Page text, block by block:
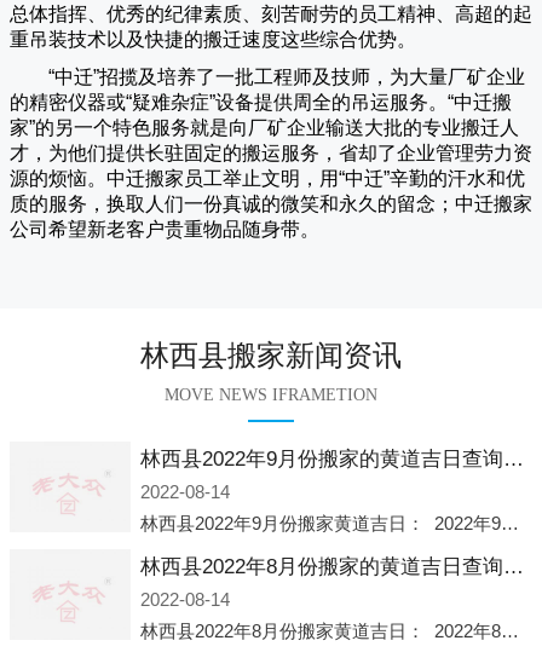
总体指挥、优秀的纪律素质、刻苦耐劳的员工精神、高超的起
重吊装技术以及快捷的搬迁速度这些综合优势。
“中迁”招揽及培养了一批工程师及技师，为大量厂矿企业
的精密仪器或“疑难杂症”设备提供周全的吊运服务。“中迁搬
家”的另一个特色服务就是向厂矿企业输送大批的专业搬迁人
才，为他们提供长驻固定的搬运服务，省却了企业管理劳力资
源的烦恼。 中迁搬家员工举止文明，用“中迁”辛勤的汗水和优
质的服务，换取人们一份真诚的微笑和永久的留念； 中迁搬家
公司希望新老客户贵重物品随身带。
林西县搬家新闻资讯
MOVE NEWS IFRAMETION
林西县2022年9月份搬家的黄道吉日查询大全一览表哪天适合搬家好日子
2022-08-14
林西县2022年9月份搬家黄道吉日： 2022年9月6日 「星期二」 农历八月十一2022年9月12日 「星期一」 农历八月十七2022年9月16日 「星期五」 农历八月廿一2022年9月2
林西县2022年8月份搬家的黄道吉日查询大全一览表哪天适合搬家好日子
2022-08-14
林西县2022年8月份搬家黄道吉日： 2022年8月2日 「星期二」 农历七月初五2022年8月6日 「星期六」 农历七月初九2022年8月8日 「星期一」 农历七月十一2022年8月10日 「